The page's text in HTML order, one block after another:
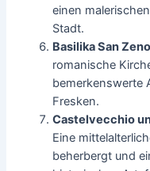
einen
Stadt.
Basilika San
romanische
bemerkenswerte
Fresken.
Castelvecchio
Eine
beherbergt und